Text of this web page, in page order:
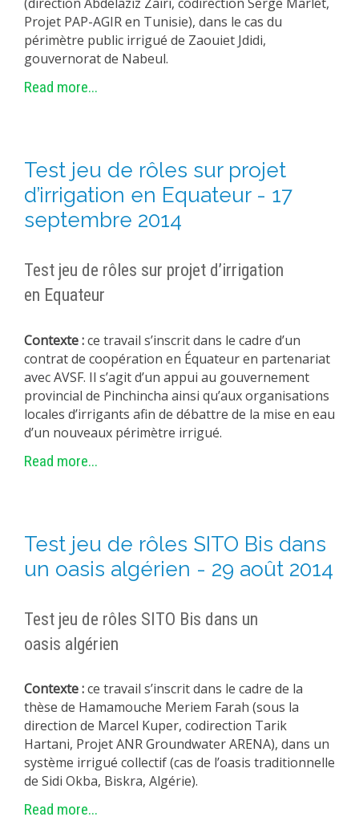
Projet PAP-AGIR en Tunisie), dans le cas du
périmètre public irrigué de Zaouiet Jdidi,
gouvernorat de Nabeul.
Read more...
Test jeu de rôles sur projet
d’irrigation en Equateur - 17
septembre 2014
Test jeu de rôles sur projet d’irrigation
en Equateur
Contexte :ce travail s’inscrit dans le cadre d’un
contrat de coopération en Équateur en partenariat
avec AVSF. Il s’agit d’un appui au gouvernement
provincial de Pinchincha ainsi qu’aux organisations
locales d’irrigants afin de débattre de la mise en eau
d’un nouveaux périmètre irrigué.
Read more...
Test jeu de rôles SITO Bis dans
un oasis algérien - 29 août 2014
Test jeu de rôles SITO Bis dans un
oasis algérien
Contexte :ce travail s’inscrit dans le cadre de la
thèse de Hamamouche Meriem Farah (sous la
direction de Marcel Kuper, codirection Tarik
Hartani, Projet ANR Groundwater ARENA), dans un
système irrigué collectif (cas de l’oasis traditionnelle
de Sidi Okba, Biskra, Algérie).
Read more...